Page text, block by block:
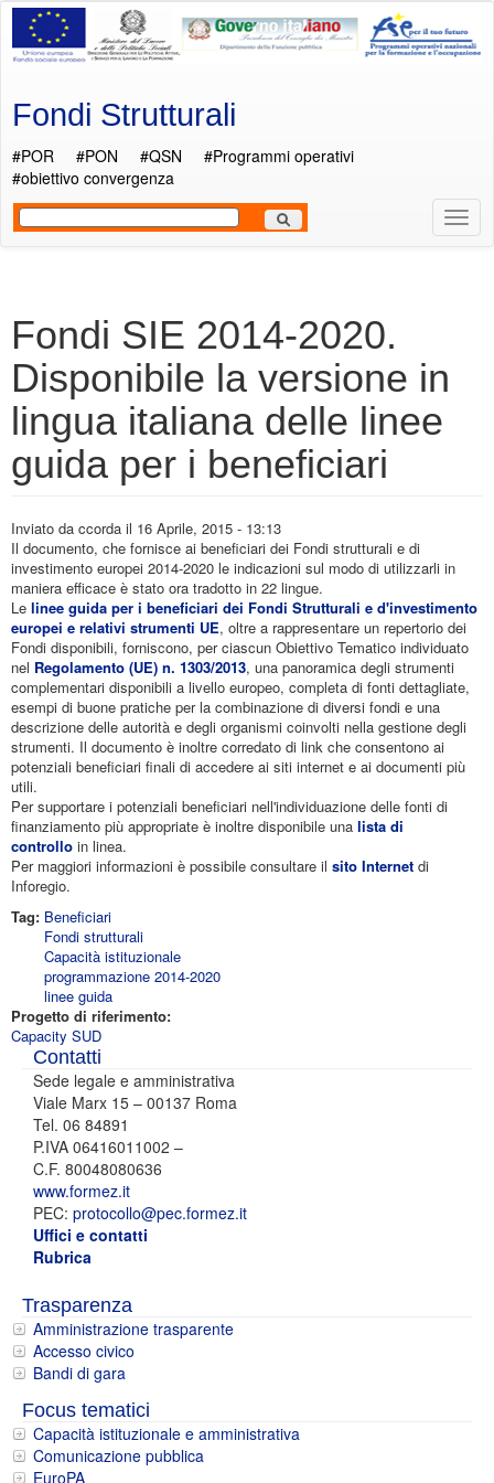
Salta al contenuto principale
Fondi Strutturali
#POR #PON #QSN
#Programmi operativi
#obiettivo convergenza
Menù
Fondi SIE 2014-2020.
Disponibile la versione in
lingua italiana delle linee
guida per i beneficiari
Inviato da ccorda il 16 Aprile, 2015 - 13:13
Il documento, che fornisce ai beneficiari dei Fondi strutturali e di
investimento europei 2014-2020 le indicazioni sul modo di utilizzarli in
maniera efficace è stato ora tradotto in 22 lingue.
Le linee guida per i beneficiari dei Fondi Strutturali e d'investimento
europei e relativi strumenti UE, oltre a rappresentare un repertorio dei
Fondi disponibili, forniscono, per ciascun Obiettivo Tematico individuato
nel Regolamento (UE) n. 1303/2013, una panoramica degli strumenti
complementari disponibili a livello europeo, completa di fonti dettagliate,
esempi di buone pratiche per la combinazione di diversi fondi e una
descrizione delle autorità e degli organismi coinvolti nella gestione degli
strumenti. Il documento è inoltre corredato di link che consentono ai
potenziali beneficiari finali di accedere ai siti internet e ai documenti più
utili.
Per supportare i potenziali beneficiari nell'individuazione delle fonti di
finanziamento più appropriate è inoltre disponibile una lista di
controllo in linea.
Per maggiori informazioni è possibile consultare il sito Internet di
Inforegio.
Tag: Beneficiari
Fondi strutturali
Capacità istituzionale
programmazione 2014-2020
linee guida
Progetto di riferimento:
Capacity SUD
Contatti
Sede legale e amministrativa
Viale Marx 15 – 00137 Roma
Tel. 06 84891
P.IVA 06416011002 –
C.F. 80048080636
www.formez.it
PEC: protocollo@pec.formez.it
Uffici e contatti
Rubrica
Trasparenza
Amministrazione trasparente
Accesso civico
Bandi di gara
Focus tematici
Capacità istituzionale e amministrativa
Comunicazione pubblica
EuroPA